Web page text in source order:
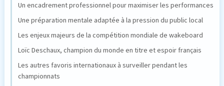
Un encadrement professionnel pour maximiser les performances
Une préparation mentale adaptée à la pression du public local
Les enjeux majeurs de la compétition mondiale de wakeboard
Loïc Deschaux, champion du monde en titre et espoir français
Les autres favoris internationaux à surveiller pendant les
championnats